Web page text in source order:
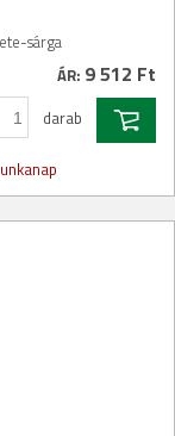
sárga
ÁR: 9 512 Ft
darab